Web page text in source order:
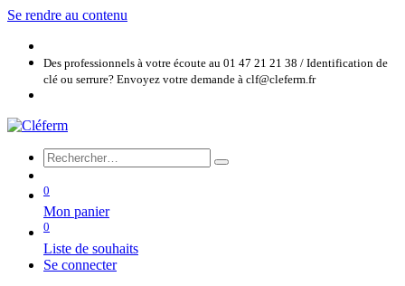
Se rendre au contenu
Des professionnels à votre écoute au 01 47 21 21 38 / Identification de
clé ou serrure? Envoyez votre demande à clf@cleferm.fr
0
Mon panier
0
Liste de souhaits
Se connecter